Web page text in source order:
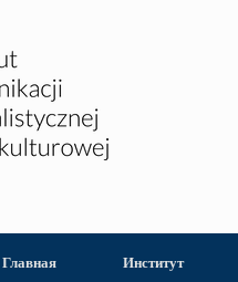
Главная Институт